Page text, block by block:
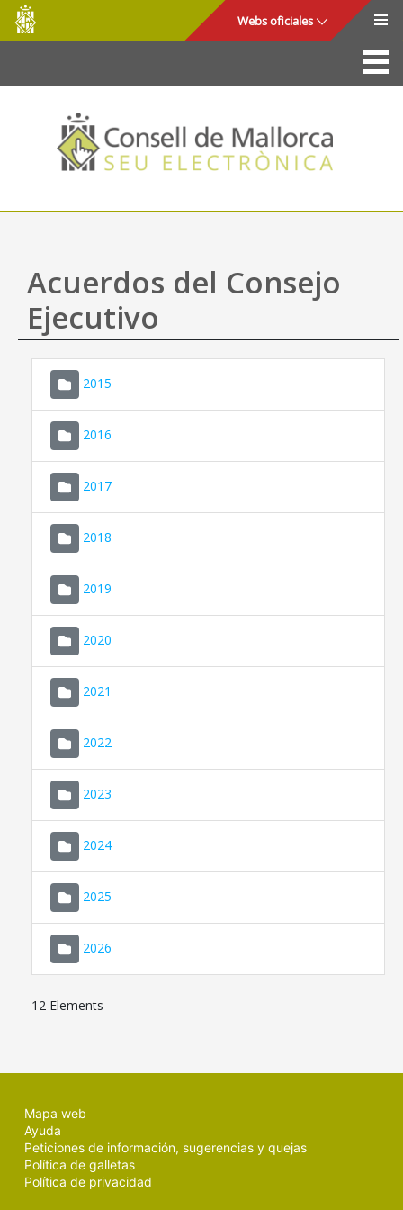
Saltar al contenido principal
Consell
de
Mallorca
Webs oficiales
La Sede
Consejo de Mallorca
Acceso y seguridad
Utilidades
Mapa web
Ayuda
Acuerdos del Consejo
Ejecutivo
2015
2016
2017
2018
2019
2020
2021
2022
2023
2024
2025
2026
12 Elements
Mapa web
Ayuda
Peticiones de información, sugerencias y quejas
Política de galletas
Política de privacidad